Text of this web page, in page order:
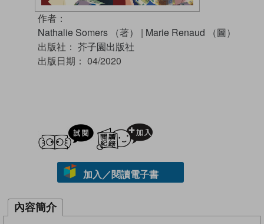
作者：
Nathalie Somers （著）
| Marie Renaud （圖）
出版社： 芥子園出版社
出版日期： 04/2020
試閲
加入／閱讀電子書
內容簡介